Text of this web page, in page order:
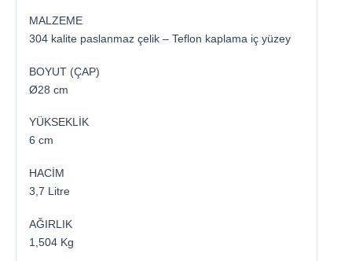
MALZEME
304 kalite paslanmaz çelik – Teflon kaplama iç yüzey
BOYUT (ÇAP)
Ø28 cm
YÜKSEKLİK
6 cm
HACİM
3,7 Litre
AĞIRLIK
1,504 Kg